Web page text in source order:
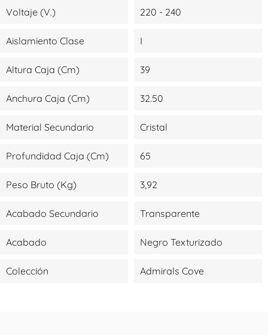
Voltaje (V.) 220 - 240
Aislamiento Clase I
Altura Caja (cm) 39
Anchura Caja (cm) 32.50
Material Secundario Cristal
Profundidad Caja (cm) 65
Peso Bruto (kg) 3,92
Acabado Secundario Transparente
Acabado Negro Texturizado
Colección Admirals Cove